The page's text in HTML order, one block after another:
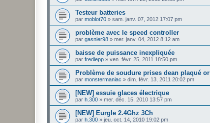
Testeur batteries
par moblot70 » sam. janv. 07, 2012 17:07 pm
problème avec le speed controller
par gasnier98 » mer. janv. 04, 2012 8:12 am
baisse de puissance inexpliquée
par fredlepp » ven. févr. 25, 2011 18:50 pm
Problème de soudure prises dean plaqué or
par monstermaniac » dim. févr. 13, 2011 20:02 pm
[NEW] essuie glaces électrique
par h.300 » mer. déc. 15, 2010 13:57 pm
[NEW] Eurgle 2.4Ghz 3Ch
par h.300 » jeu. oct. 14, 2010 19:02 pm